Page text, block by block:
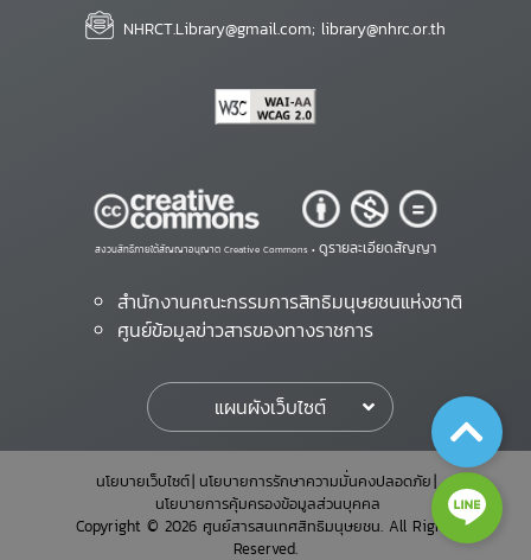
NHRCT.Library@gmail.com; library@nhrc.or.th
สงวนสิทธิ์ภายใต้สัญญาอนุญาต Creative Commons • ดูรายละเอียดสัญญา
สำนักงานคณะกรรมการสิทธิมนุษยชนแห่งชาติ
ศูนย์ข้อมูลข่าวสารของทางราชการ
แผนผังเว็บไซต์
นโยบายเว็บไซต์ นโยบายการรักษาความมั่นคงปลอดภัย
นโยบายการคุ้มครองข้อมูลส่วนบุคคล
Copyright © 2026 ศูนย์สารสนเทศสิทธิมนุษยชน. All Rights
Reserved.